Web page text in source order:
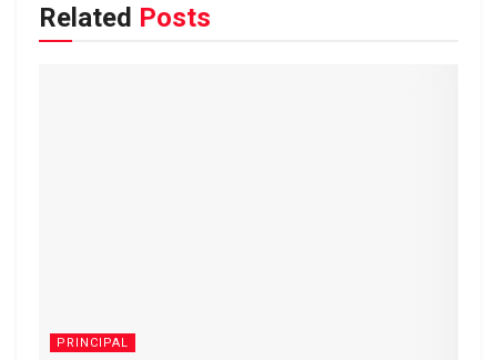
Related Posts
PRINCIPAL